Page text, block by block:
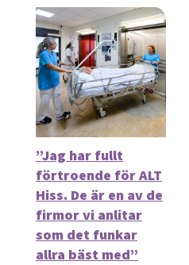
”Jag har fullt
förtroende för ALT
Hiss. De är en av de
firmor vi anlitar
som det funkar
allra bäst med”